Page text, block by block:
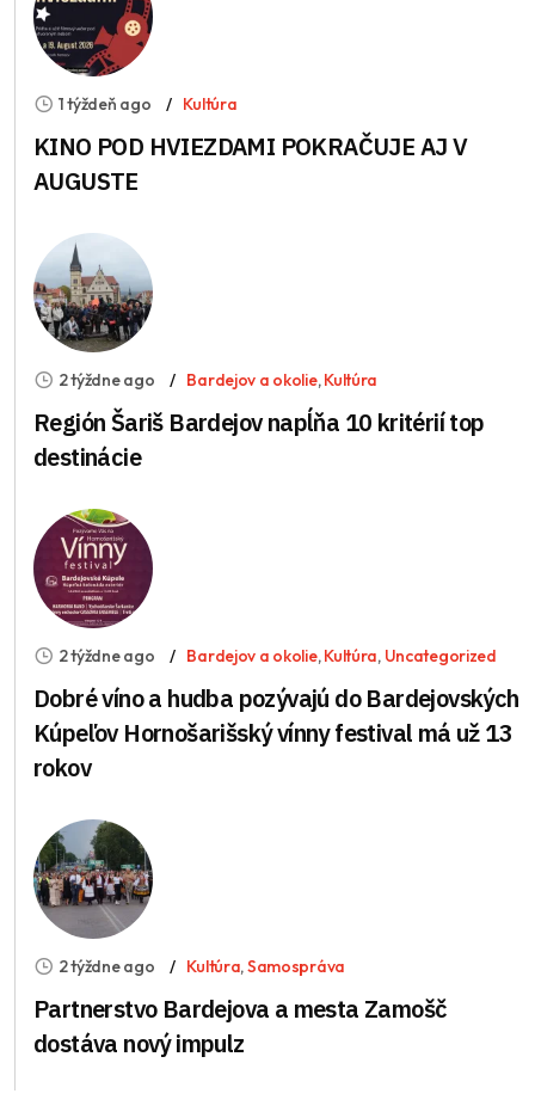
1 týždeň ago Kultúra
KINO POD HVIEZDAMI POKRAČUJE AJ V
AUGUSTE
2 týždne ago Bardejov a okolie,Kultúra
Región Šariš Bardejov napĺňa 10 kritérií top
destinácie
2 týždne ago Bardejov a okolie,Kultúra, Uncategorized
Dobré víno a hudba pozývajú do Bardejovských
Kúpeľov Hornošarišský vínny festival má už 13
rokov
2 týždne ago Kultúra,Samospráva
Partnerstvo Bardejova a mesta Zamošč
dostáva nový impulz